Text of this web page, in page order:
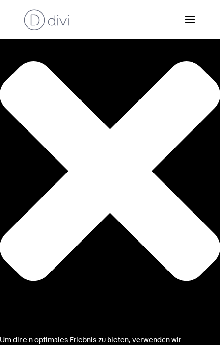
Um dir ein optimales Erlebnis zu bieten, verwenden wir